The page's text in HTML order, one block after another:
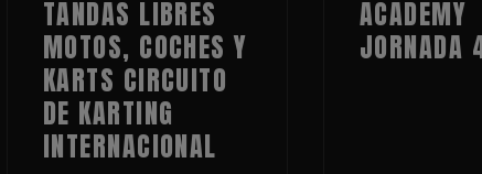
TANDAS LIBRES
MOTOS, COCHES Y
KARTS CIRCUITO
DE KARTING
INTERNACIONAL
ACADEMY
JORNADA